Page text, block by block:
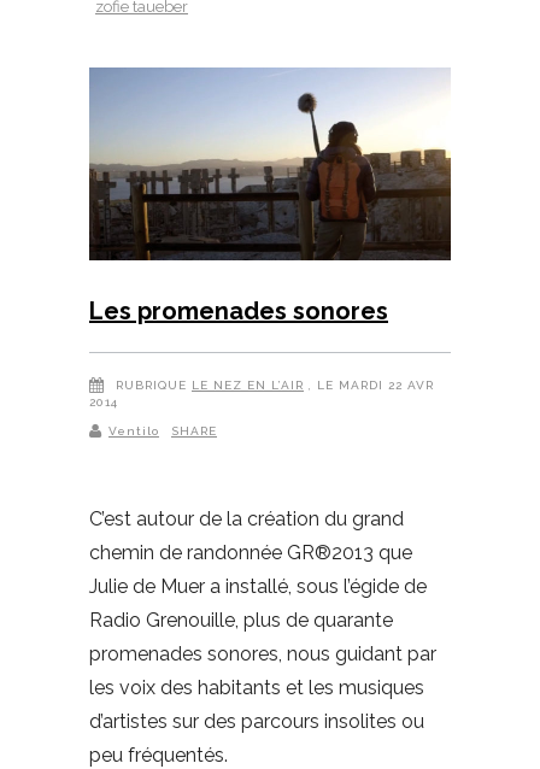
zofie taueber
Les promenades sonores
RUBRIQUE LE NEZ EN L’AIR
, LE MARDI 22 AVR
2014
Ventilo SHARE
C’est autour de la création du grand
chemin de randonnée GR®2013 que
Julie de Muer a installé, sous l’égide de
Radio Grenouille, plus de quarante
promenades sonores, nous guidant par
les voix des habitants et les musiques
d’artistes sur des parcours insolites ou
peu fréquentés.